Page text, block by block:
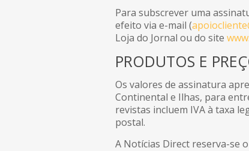
Para subscrever uma
efeito via e-mail (
Loja do Jornal ou do site
PRODUTOS E
Os valores de assinatura
Continental e Ilhas, para
revistas incluem IVA à taxa
postal.
A Notícias Direct reserva-se